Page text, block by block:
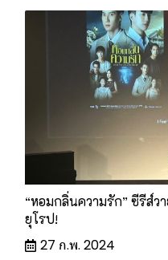
“หอมกลิ่นความรัก” ซีรีส์ว
ยุโรป!
27 ก.พ. 2024